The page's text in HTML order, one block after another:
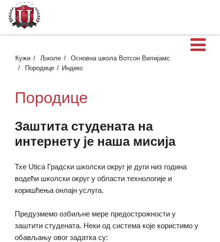
Кужи Љколе
Основна школа Вотсон Вилијамс
Породице
Индекс
Породице
Заштита студената на
интернету је наша мисија
Тхе Utica Градски школски округ је дуги низ година
водећи школски округ у области технологије и
коришћења онлајн услуга.
Предузмемо озбиљне мере предострожности у
заштити студената. Неки од система које користимо у
обављању овог задатка су: